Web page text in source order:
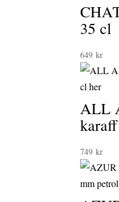
35 cl
649kr
ALL
749kr